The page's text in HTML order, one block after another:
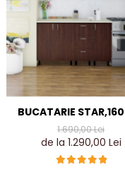
BUCATARIE
CULOARE WENGHE
DE 18MM
1.690,00 Lei
de la 1.290,00 Lei